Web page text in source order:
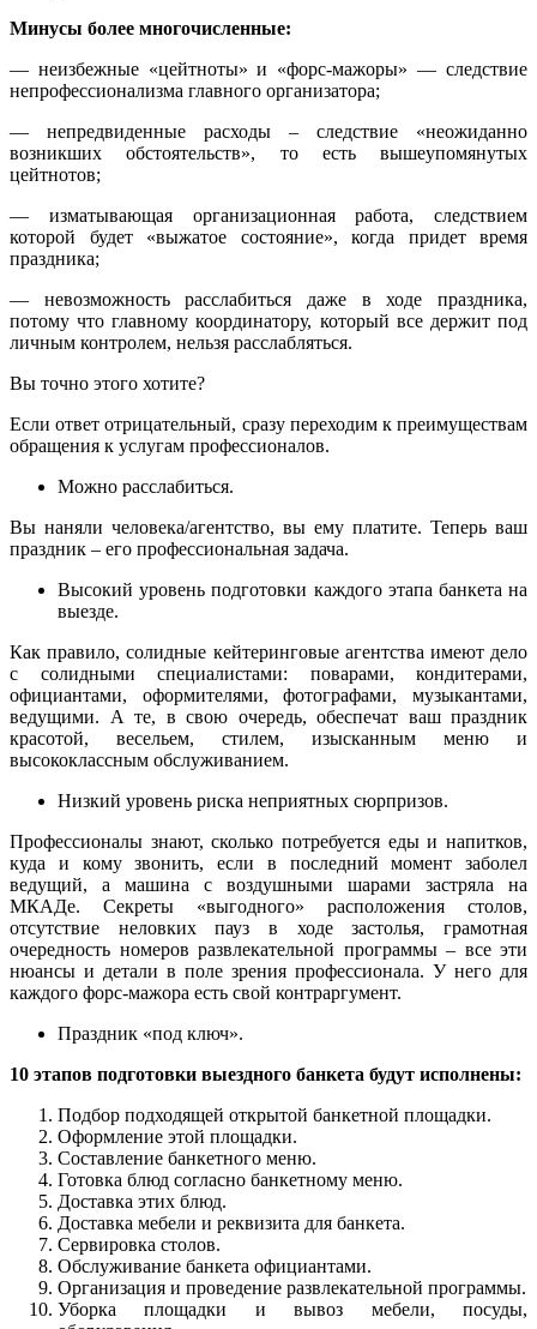
Минусы более многочисленные:
— неизбежные «цейтноты» и «форс-мажоры» — следствие
непрофессионализма главного организатора;
— непредвиденные расходы – следствие «неожиданно
возникших обстоятельств», то есть вышеупомянутых
цейтнотов;
— изматывающая организационная работа, следствием
которой будет «выжатое состояние», когда придет время
праздника;
— невозможность расслабиться даже в ходе праздника,
потому что главному координатору, который все держит под
личным контролем, нельзя расслабляться.
Вы точно этого хотите?
Если ответ отрицательный, сразу переходим к преимуществам
обращения к услугам профессионалов.
Можно расслабиться.
Вы наняли человека/агентство, вы ему платите. Теперь ваш
праздник – его профессиональная задача.
Высокий уровень подготовки каждого этапа банкета на
выезде.
Как правило, солидные кейтеринговые агентства имеют дело
с солидными специалистами: поварами, кондитерами,
официантами, оформителями, фотографами, музыкантами,
ведущими. А те, в свою очередь, обеспечат ваш праздник
красотой, весельем, стилем, изысканным меню и
высококлассным обслуживанием.
Низкий уровень риска неприятных сюрпризов.
Профессионалы знают, сколько потребуется еды и напитков,
куда и кому звонить, если в последний момент заболел
ведущий, а машина с воздушными шарами застряла на
МКАДе. Секреты «выгодного» расположения столов,
отсутствие неловких пауз в ходе застолья, грамотная
очередность номеров развлекательной программы – все эти
нюансы и детали в поле зрения профессионала. У него для
каждого форс-мажора есть свой контраргумент.
Праздник «под ключ».
10 этапов подготовки выездного банкета будут исполнены:
Подбор подходящей открытой банкетной площадки.
Оформление этой площадки.
Составление банкетного меню.
Готовка блюд согласно банкетному меню.
Доставка этих блюд.
Доставка мебели и реквизита для банкета.
Сервировка столов.
Обслуживание банкета официантами.
Организация и проведение развлекательной программы.
Уборка площадки и вывоз мебели, посуды,